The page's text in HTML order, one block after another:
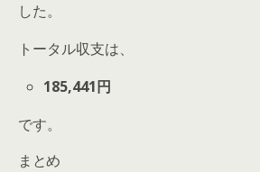
した。
トータル収支は、
185,441円
です。
まとめ